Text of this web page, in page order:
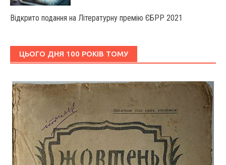
Відкрито подання на Літературну премію ЄБРР 2021
ЦЬОГО ДНЯ 100 РОКІВ ТОМУ